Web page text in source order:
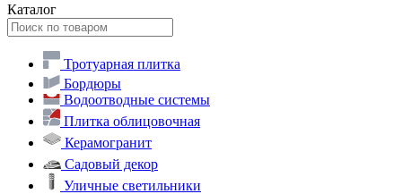
Каталог
Тротуарная плитка
Бордюры
Водоотводные системы
Плитка облицовочная
Керамогранит
Садовый декор
Уличные светильники